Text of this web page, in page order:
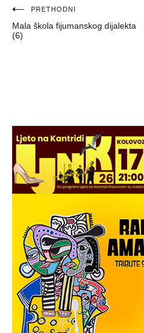
Navigacija
objava
PRETHODNI
Mala škola fijumanskog dijalekta
(6)